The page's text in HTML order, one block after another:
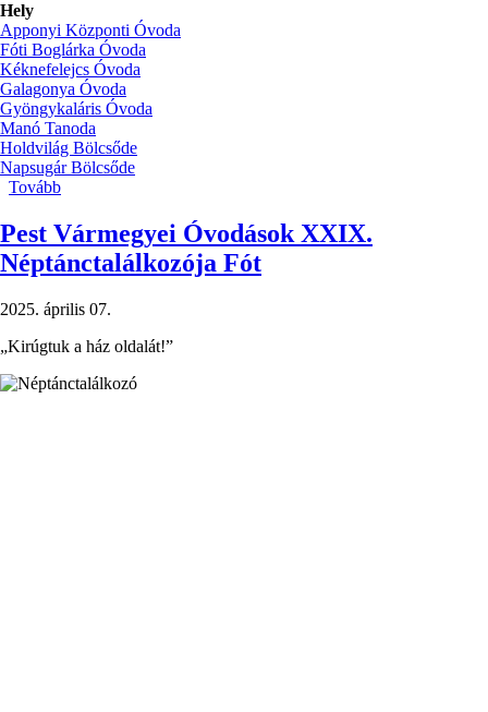
Hely
Apponyi Központi Óvoda
Fóti Boglárka Óvoda
Kéknefelejcs Óvoda
Galagonya Óvoda
Gyöngykaláris Óvoda
Manó Tanoda
Holdvilág Bölcsőde
Napsugár Bölcsőde
Tovább
Pest Vármegyei Óvodások XXIX.
Néptánctalálkozója Fót
2025. április 07.
„Kirúgtuk a ház oldalát!”